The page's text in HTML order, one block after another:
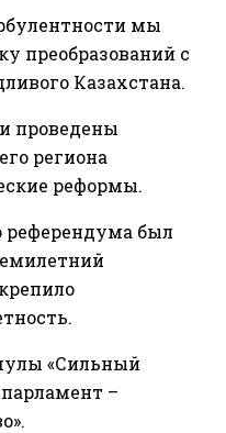
мы
преобразований с
Казахстана.
проведены
региона
реформы.
референдума был
«Сильный
–